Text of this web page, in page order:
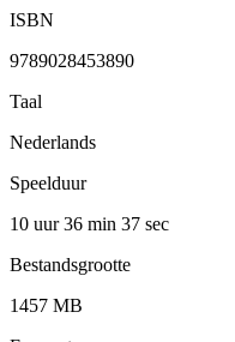
ISBN
9789028453890
Taal
Nederlands
Speelduur
10 uur 36 min 37 sec
Bestandsgrootte
1457 MB